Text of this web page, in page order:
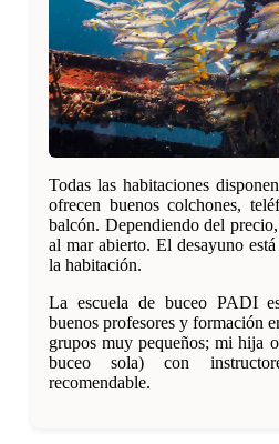
Todas las habitaciones
ofrecen buenos colchones,
balcón. Dependiendo del
al mar abierto. El desayuno
la habitación.
La escuela de buceo PADI
buenos profesores y formación
grupos muy pequeños; mi hija
buceo sola) con
recomendable.